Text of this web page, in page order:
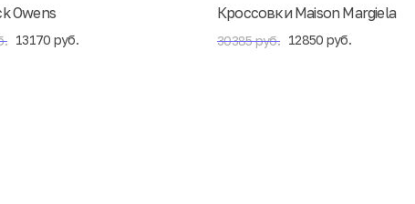
Owens
13170 руб.
Кроссовки Maison Margiela
30385 руб. 12850 руб.